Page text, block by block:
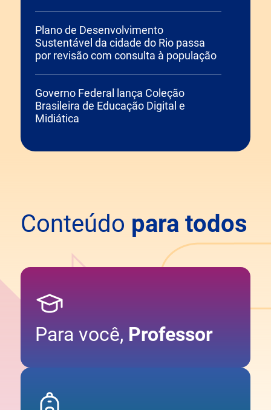
Plano de Desenvolvimento
Sustentável da cidade do Rio passa
por revisão com consulta à população
Governo Federal lança Coleção
Brasileira de Educação Digital e
Midiática
Conteúdo para todos
Para você, Professor